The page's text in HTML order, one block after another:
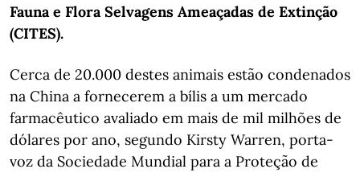
Fauna e Flora Selvagens Ameaçadas de Extinção
(CITES).
Cerca de 20.000 destes animais estão condenados
na China a fornecerem a bílis a um mercado
farmacêutico avaliado em mais de mil milhões de
dólares por ano, segundo Kirsty Warren, porta-
voz da Sociedade Mundial para a Proteção de